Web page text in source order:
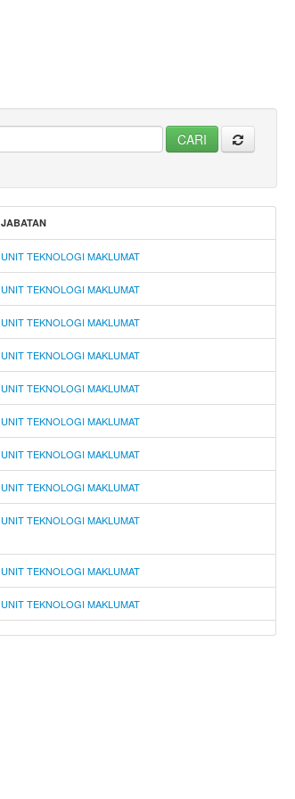
JABATAN
UNIT TEKNOLOGI MAKLUMAT
UNIT TEKNOLOGI MAKLUMAT
UNIT TEKNOLOGI MAKLUMAT
UNIT TEKNOLOGI MAKLUMAT
UNIT TEKNOLOGI MAKLUMAT
UNIT TEKNOLOGI MAKLUMAT
UNIT TEKNOLOGI MAKLUMAT
UNIT TEKNOLOGI MAKLUMAT
UNIT TEKNOLOGI MAKLUMAT
UNIT TEKNOLOGI MAKLUMAT
UNIT TEKNOLOGI MAKLUMAT